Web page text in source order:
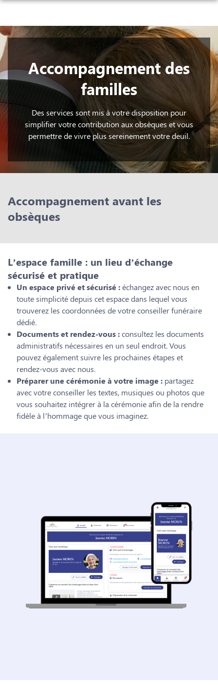
AMBULANCE
ORGANISER DES OBSÈQUES
PRÉVOIR SES OBSÈQUES
MONUMENTS FUNÉRAIRES
SERVICES AUX FAMILLES
NOS AGENCES
LE LION-D’ANGERS
ERDRE-EN-ANJOU
ESPACES HOMMAGES
BOUTIQUE EN LIGNE
Accompagnement des
familles
Des services sont mis à votre disposition pour
simplifier votre contribution aux obsèques et vous
permettre de vivre plus sereinement votre deuil.
Accompagnement avant les
obsèques
L’espace famille : un lieu d’échange
sécurisé et pratique
Un espace privé et sécurisé :échangez avec nous en
toute simplicité depuis cet espace dans lequel vous
trouverez les coordonnées de votre conseiller funéraire
dédié.
Documents et rendez-vous :consultez les documents
administratifs nécessaires en un seul endroit. Vous
pouvez également suivre les prochaines étapes et
rendez-vous avec nous.
Préparer une cérémonie à votre image : partagez
avec votre conseiller les textes, musiques ou photos que
vous souhaitez intégrer à la cérémonie afin de la rendre
fidèle à l’hommage que vous imaginez.